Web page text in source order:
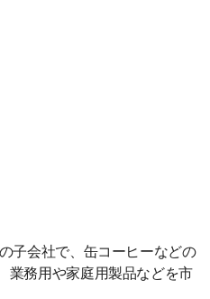
子会社で、缶コーヒーなどの
業務用や家庭用製品などを市